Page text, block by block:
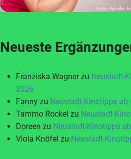
Neueste
Franziska Wagnerzu Neustadt-
2026
Fanny zu Neustadt-Kinotipps ab
Tammo Rockel zu Neustadt-
Doreen zu Neustadt-Kinotipps
Viola Knöfel zu Neustadt-